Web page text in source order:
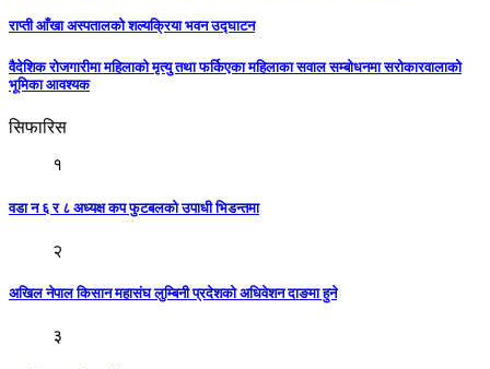
राप्ती आँखा अस्पतालको शल्यक्रिया भवन उद्घाटन
वैदेशिक रोजगारीमा महिलाको मृत्यु तथा फर्किएका महिलाका सवाल सम्बोधनमा सरोकारवालाको
भूमिका आवश्यक
सिफारिस
१
वडा न ६ र ८ अध्यक्ष कप फुटबलको उपाधी भिडन्तमा
२
अखिल नेपाल किसान महासंघ लुम्बिनी प्रदेशको अधिवेशन दाङमा हुने
३